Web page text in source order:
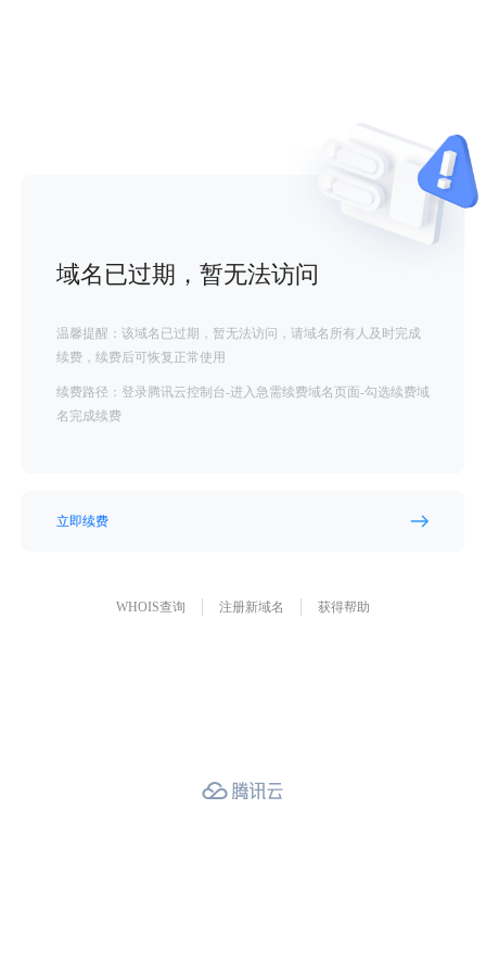
域名已过期，暂无法访问
温馨提醒：该域名已过期，暂无法访问，请域名所有人及时完成
续费，续费后可恢复正常使用
续费路径：登录腾讯云控制台-进入急需续费域名页面-勾选续费域
名完成续费
立即续费
WHOIS查询 注册新域名 获得帮助